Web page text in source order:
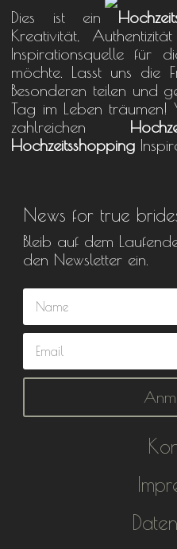
Dies ist ein
Kreativität,
Inspirationsquelle für
möchte. Lasst uns die
Besonderen teilen und
Tag im Leben träumen!
zahlreichen
Hochzeitsshopping
News for true
Bleib auf dem
den Newsletter ein.